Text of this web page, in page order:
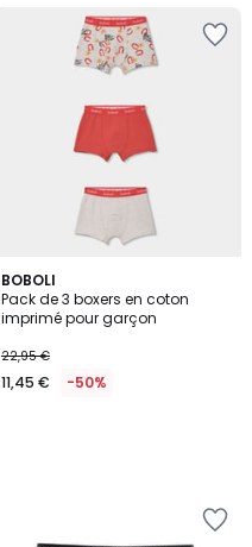
BOBOLI
Pack de 3 boxers en coton
imprimé pour garçon
22,95 €
11,45 € -50%